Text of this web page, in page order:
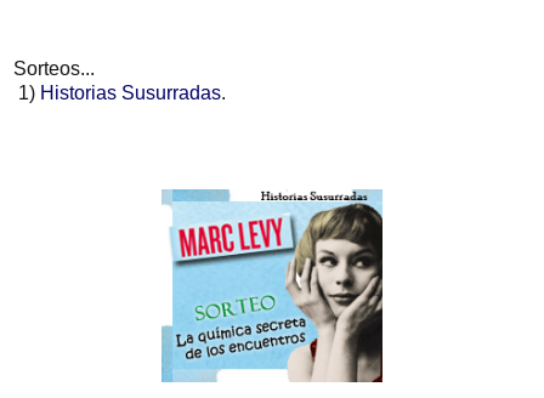
Sorteos...
1) Historias Susurradas.